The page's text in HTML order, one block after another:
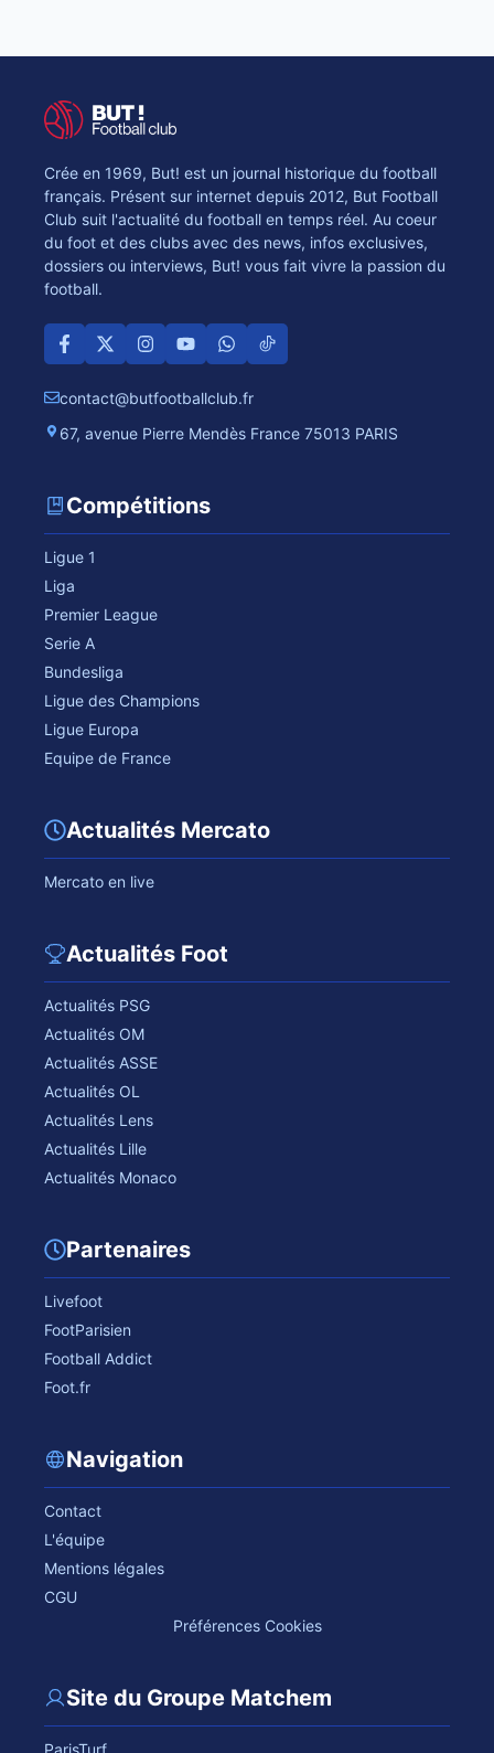
Crée en 1969, But! est un journal historique du football
français. Présent sur internet depuis 2012, But Football
Club suit l'actualité du football en temps réel. Au coeur
du foot et des clubs avec des news, infos exclusives,
dossiers ou interviews, But! vous fait vivre la passion du
football.
contact@butfootballclub.fr
67, avenue Pierre Mendès France 75013 PARIS
Compétitions
Ligue 1
Liga
Premier League
Serie A
Bundesliga
Ligue des Champions
Ligue Europa
Equipe de France
Actualités Mercato
Mercato en live
Actualités Foot
Actualités PSG
Actualités OM
Actualités ASSE
Actualités OL
Actualités Lens
Actualités Lille
Actualités Monaco
Partenaires
Livefoot
FootParisien
Football Addict
Foot.fr
Navigation
Contact
L'équipe
Mentions légales
CGU
Préférences Cookies
Site du Groupe Matchem